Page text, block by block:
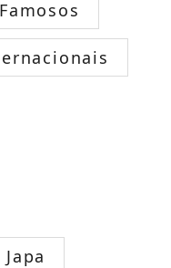
Japa